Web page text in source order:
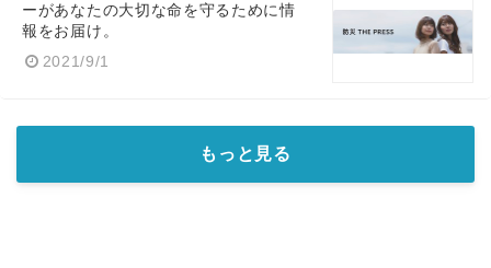
ーがあなたの大切な命を守るために情
報をお届け。
2021/9/1
もっと見る